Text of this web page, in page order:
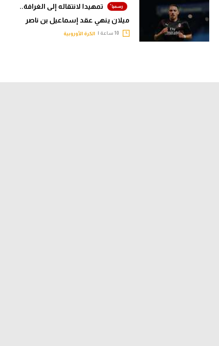
تمهيدا لانتقاله إلى الغرافة..
ميلان ينهي عقد إسماعيل بن ناصر
الكرة الأوروبية